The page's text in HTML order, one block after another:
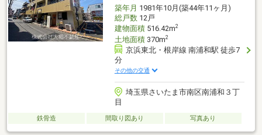
築年月 1981年10月(築44年11ヶ月)
総戸数12戸
建物面積516.42m2
土地面積370m2
京浜東北・根岸線 南浦和駅 徒歩7
分
その他の交通
埼玉県さいたま市南区南浦和３丁
目
鉄骨造 間取り図あり 写真あり